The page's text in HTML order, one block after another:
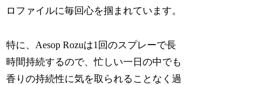
ロファイルに毎回心を掴まれています。
特に、Aesop Rozuは1回のスプレーで長
時間持続するので、忙しい一日の中でも
香りの持続性に気を取られることなく過